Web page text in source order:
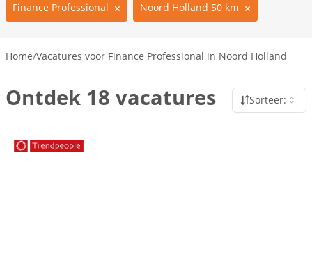
Finance Professional Noord Holland 50 km
Home/Vacatures voor Finance Professional in Noord Holland
Ontdek 18 vacatures Sorteer: